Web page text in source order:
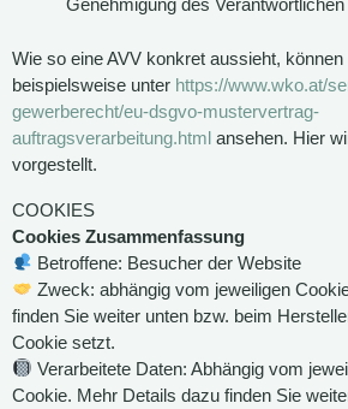
Genehmigung des
Wie so eine AVV konkret aussieht,
beispielsweise unter https://www.wko.at/
gewerberecht/eu-dsgvo-mustervertrag-
auftragsverarbeitung.html ansehen. Hier
vorgestellt.
COOKIES
Cookies Zusammenfassung
Betroffene: Besucher der Website
Zweck: abhängig vom jeweiligen
finden Sie weiter unten bzw. beim
Cookie setzt.
Verarbeitete Daten: Abhängig vom
Cookie. Mehr Details dazu finden Sie